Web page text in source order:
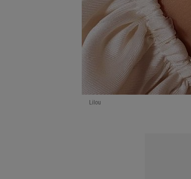
Lilou